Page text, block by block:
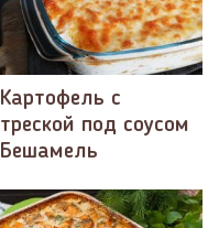
Картофель с
треской под соусом
Бешамель